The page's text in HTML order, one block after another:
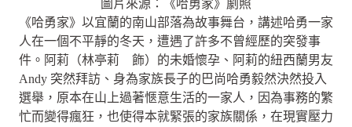
圖片來源：《哈勇家》劇照
《哈勇家》以宜蘭的南山部落為故事舞台，講述哈勇一家
人在一個不平靜的冬天，遭遇了許多不曾經歷的突發事
件。阿莉（林亭莉 飾）的未婚懷孕、阿莉的紐西蘭男友
Andy 突然拜訪、身為家族長子的巴尚哈勇毅然決然投入
選舉，原本在山上過著愜意生活的一家人，因為事務的繁
忙而變得瘋狂，也使得本就緊張的家族關係，在現實壓力